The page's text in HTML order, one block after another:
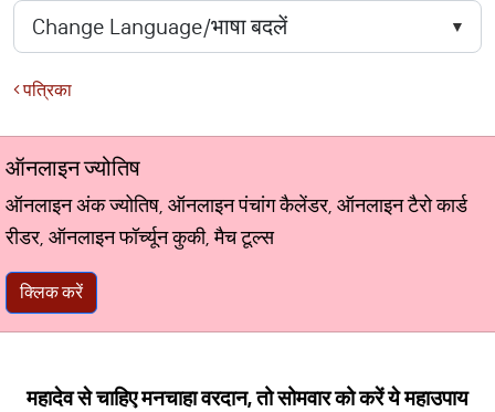
पत्रिका
ऑनलाइन ज्योतिष
ऑनलाइन अंक ज्योतिष, ऑनलाइन पंचांग कैलेंडर, ऑनलाइन टैरो कार्ड
रीडर, ऑनलाइन फॉर्च्यून कुकी, मैच टूल्स
क्लिक करें
महादेव से चाहिए मनचाहा वरदान, तो सोमवार को करें ये महाउपाय